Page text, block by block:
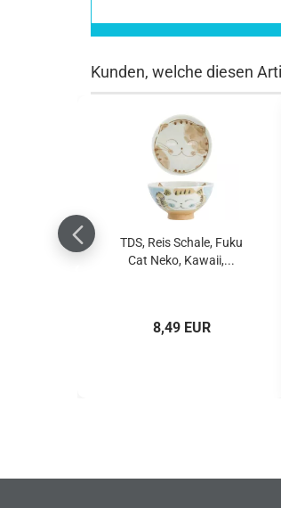
Kunden, welche diesen
TDS, Reis Schale, Fuku
Cat Neko, Kawaii,...
8,49 EUR